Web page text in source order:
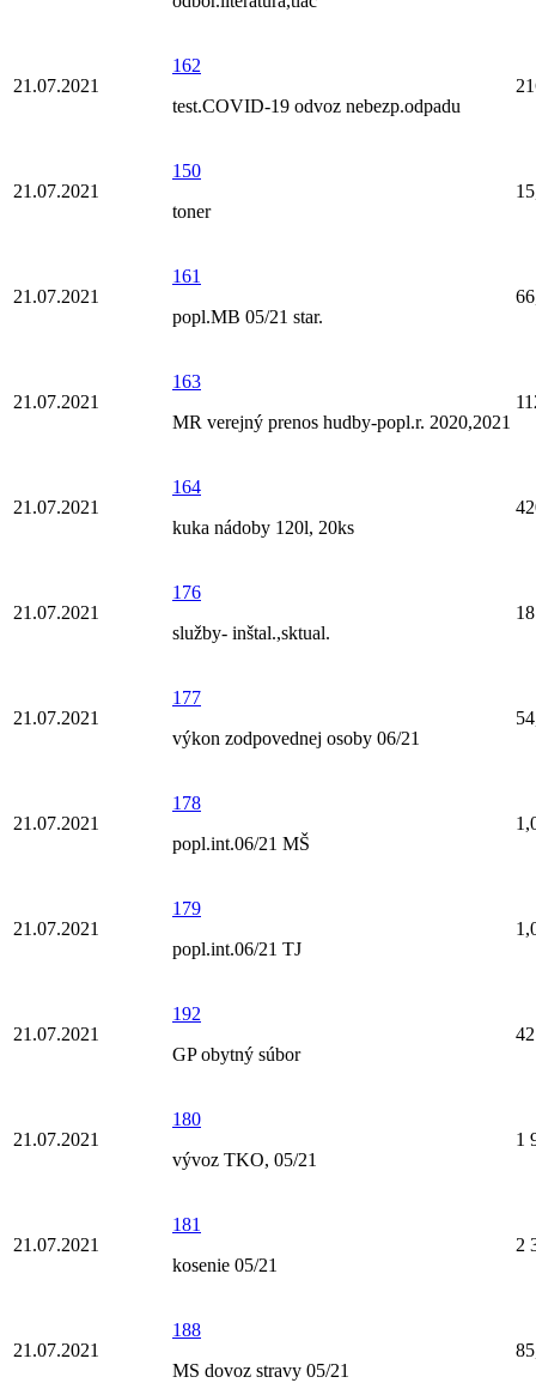
21.07.2021
162
test.COVID-19 odvoz nebezp.odpadu
21.07.2021
150
toner
21.07.2021
161
popl.MB 05/21 star.
21.07.2021
163
MR verejný prenos hudby-popl.r. 2020,2021
21.07.2021
164
kuka nádoby 120l, 20ks
21.07.2021
176
služby- inštal.,sktual.
21.07.2021
177
výkon zodpovednej osoby 06/21
21.07.2021
178
popl.int.06/21 MŠ
21.07.2021
179
popl.int.06/21 TJ
21.07.2021
192
GP obytný súbor
21.07.2021
180
vývoz TKO, 05/21
1
21.07.2021
181
kosenie 05/21
2
21.07.2021
188
MS dovoz stravy 05/21